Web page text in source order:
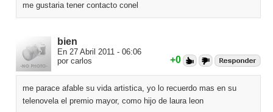
me gustaria tener contacto conel
bien
En 27 Abril 2011 - 06:06
por carlos
+0
me parace afable su vida artistica, yo lo recuerdo mas en su
telenovela el premio mayor, como hijo de laura leon